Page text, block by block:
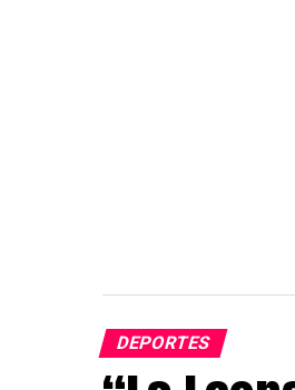
DEPORTES